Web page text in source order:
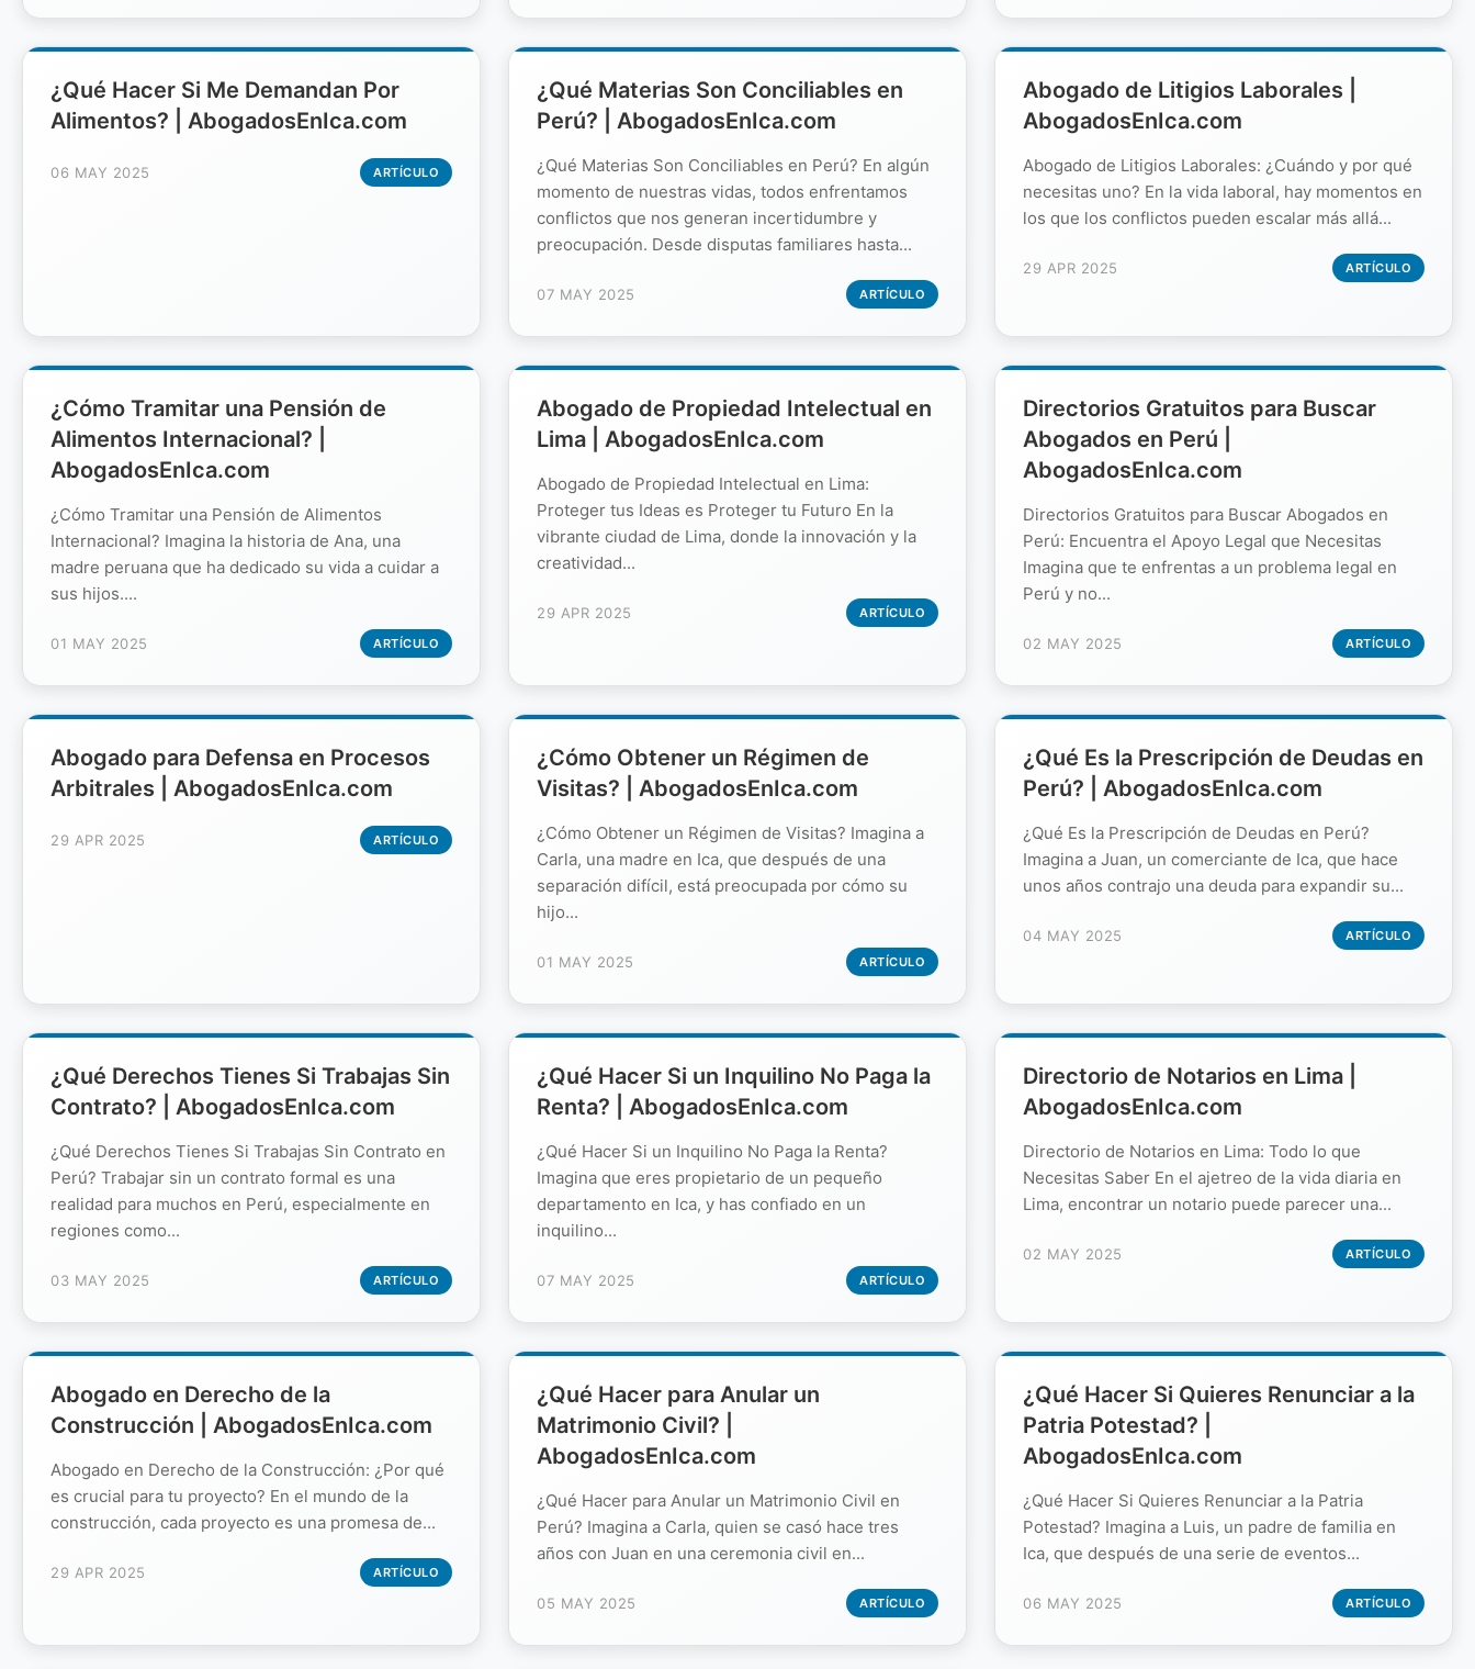
¿Qué Hacer Si Me Demandan Por
Alimentos? | AbogadosEnIca.com
06 MAY 2025 ARTÍCULO
¿Qué Materias Son Conciliables en
Perú? | AbogadosEnIca.com
¿Qué Materias Son Conciliables en Perú? En algún
momento de nuestras vidas, todos enfrentamos
conflictos que nos generan incertidumbre y
preocupación. Desde disputas familiares hasta...
07 MAY 2025 ARTÍCULO
Abogado de Litigios Laborales |
AbogadosEnIca.com
Abogado de Litigios Laborales: ¿Cuándo y por qué
necesitas uno? En la vida laboral, hay momentos en
los que los conflictos pueden escalar más allá...
29 APR 2025 ARTÍCULO
¿Cómo Tramitar una Pensión de
Alimentos Internacional? |
AbogadosEnIca.com
¿Cómo Tramitar una Pensión de Alimentos
Internacional? Imagina la historia de Ana, una
madre peruana que ha dedicado su vida a cuidar a
sus hijos....
01 MAY 2025 ARTÍCULO
Abogado de Propiedad Intelectual en
Lima | AbogadosEnIca.com
Abogado de Propiedad Intelectual en Lima:
Proteger tus Ideas es Proteger tu Futuro En la
vibrante ciudad de Lima, donde la innovación y la
creatividad...
29 APR 2025 ARTÍCULO
Directorios Gratuitos para Buscar
Abogados en Perú |
AbogadosEnIca.com
Directorios Gratuitos para Buscar Abogados en
Perú: Encuentra el Apoyo Legal que Necesitas
Imagina que te enfrentas a un problema legal en
Perú y no...
02 MAY 2025 ARTÍCULO
Abogado para Defensa en Procesos
Arbitrales | AbogadosEnIca.com
29 APR 2025 ARTÍCULO
¿Cómo Obtener un Régimen de
Visitas? | AbogadosEnIca.com
¿Cómo Obtener un Régimen de Visitas? Imagina a
Carla, una madre en Ica, que después de una
separación difícil, está preocupada por cómo su
hijo...
01 MAY 2025 ARTÍCULO
¿Qué Es la Prescripción de Deudas en
Perú? | AbogadosEnIca.com
¿Qué Es la Prescripción de Deudas en Perú?
Imagina a Juan, un comerciante de Ica, que hace
unos años contrajo una deuda para expandir su...
04 MAY 2025 ARTÍCULO
¿Qué Derechos Tienes Si Trabajas Sin
Contrato? | AbogadosEnIca.com
¿Qué Derechos Tienes Si Trabajas Sin Contrato en
Perú? Trabajar sin un contrato formal es una
realidad para muchos en Perú, especialmente en
regiones como...
03 MAY 2025 ARTÍCULO
¿Qué Hacer Si un Inquilino No Paga la
Renta? | AbogadosEnIca.com
¿Qué Hacer Si un Inquilino No Paga la Renta?
Imagina que eres propietario de un pequeño
departamento en Ica, y has confiado en un
inquilino...
07 MAY 2025 ARTÍCULO
Directorio de Notarios en Lima |
AbogadosEnIca.com
Directorio de Notarios en Lima: Todo lo que
Necesitas Saber En el ajetreo de la vida diaria en
Lima, encontrar un notario puede parecer una...
02 MAY 2025 ARTÍCULO
Abogado en Derecho de la
Construcción | AbogadosEnIca.com
Abogado en Derecho de la Construcción: ¿Por qué
es crucial para tu proyecto? En el mundo de la
construcción, cada proyecto es una promesa de...
29 APR 2025 ARTÍCULO
¿Qué Hacer para Anular un
Matrimonio Civil? |
AbogadosEnIca.com
¿Qué Hacer para Anular un Matrimonio Civil en
Perú? Imagina a Carla, quien se casó hace tres
años con Juan en una ceremonia civil en...
05 MAY 2025 ARTÍCULO
¿Qué Hacer Si Quieres Renunciar a la
Patria Potestad? |
AbogadosEnIca.com
¿Qué Hacer Si Quieres Renunciar a la Patria
Potestad? Imagina a Luis, un padre de familia en
Ica, que después de una serie de eventos...
06 MAY 2025 ARTÍCULO